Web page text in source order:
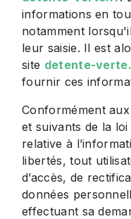
informations en
notamment
leur saisie. Il est
site detente-
fournir ces
Conformément
et suivants de la
relative à
libertés, tout
d’accès, de
données
effectuant sa